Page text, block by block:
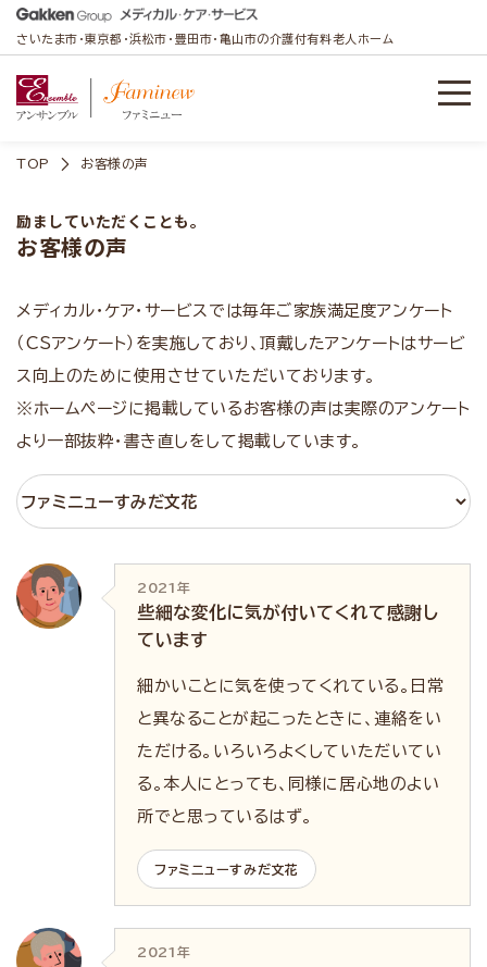
さいたま市・東京都・浜松市・豊田市・亀山市の介護付有料老人ホーム
TOP お客様の声
励ましていただくことも。
お客様の声
メディカル・ケア・サービスでは毎年ご家族満足度アンケート
（CSアンケート）を実施しており、頂戴したアンケートはサービ
ス向上のために使用させていただいております。
※ホームページに掲載しているお客様の声は実際のアンケート
より一部抜粋・書き直しをして掲載しています。
2021年
些細な変化に気が付いてくれて感謝し
ています
細かいことに気を使ってくれている。日常
と異なることが起こったときに、連絡をい
ただける。いろいろよくしていただいてい
る。本人にとっても、同様に居心地のよい
所でと思っているはず。
ファミニューすみだ文花
2021年